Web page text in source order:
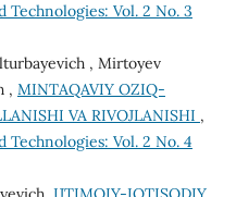
Vol. 2 No. 3
, Mirtoyev
, MINTAQAVIY OZIQ-
VA RIVOJLANISHI ,
Vol. 2 No. 4